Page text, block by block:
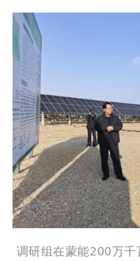
调研组在蒙能200万千